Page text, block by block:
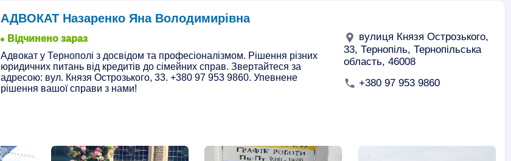
4
АДВОКАТ Назаренко Яна Володимирівна
Відчинено зараз
Адвокат у Тернополі з досвідом та професіоналізмом. Рішення різних
юридичних питань від кредитів до сімейних справ. Звертайтеся за
адресою: вул. Князя Острозького, 33. +380 97 953 9860. Упевнене
рішення вашої справи з нами!
вулиця Князя Острозького,
33, Тернопіль, Тернопільська
область, 46008
+380 97 953 9860